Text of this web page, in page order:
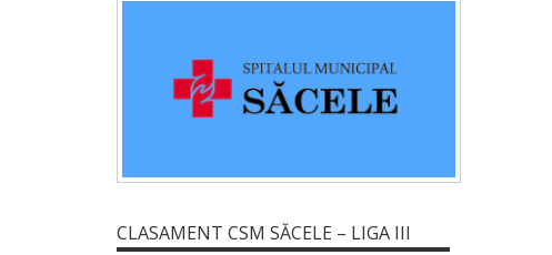
CLASAMENT CSM SĂCELE – LIGA III